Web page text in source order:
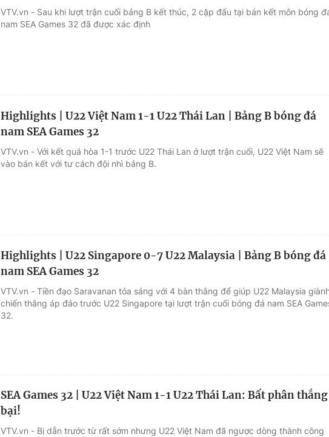
VTV.vn - Sau khi lượt trận cuối bảng B kết thúc, 2 cặp đấu tại bán kết môn bóng
nam SEA Games 32 đã được xác định
Highlights | U22 Việt Nam 1-1 U22 Thái Lan | Bảng B bóng đá
nam SEA Games 32
VTV.vn - Với kết quả hòa 1-1 trước U22 Thái Lan ở lượt trận cuối, U22 Việt Nam sẽ
vào bán kết với tư cách đội nhì bảng B.
Highlights | U22 Singapore 0-7 U22 Malaysia | Bảng B bóng đá
nam SEA Games 32
VTV.vn - Tiền đạo Saravanan tỏa sáng với 4 bàn thắng để giúp U22 Malaysia
chiến thắng áp đảo trước U22 Singapore tại lượt trận cuối bóng đá nam SEA
32.
SEA Games 32 | U22 Việt Nam 1-1 U22 Thái Lan: Bất phân thắng
bại!
VTV.vn - Bị dẫn trước từ rất sớm nhưng U22 Việt Nam đã ngược dòng thành công